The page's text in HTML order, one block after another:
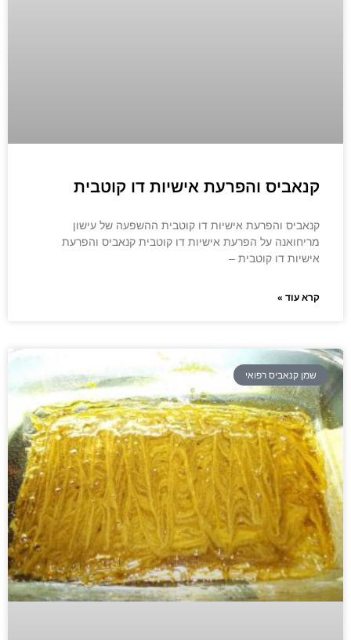
קנאביס והפרעת אישיות דו קוטבית
קנאביס והפרעת אישיות דו קוטבית ההשפעה של עישון
מריחואנה על הפרעת אישיות דו קוטבית קנאביס והפרעת
אישיות דו קוטבית –
קרא עוד »
שמן קנאביס רפואי